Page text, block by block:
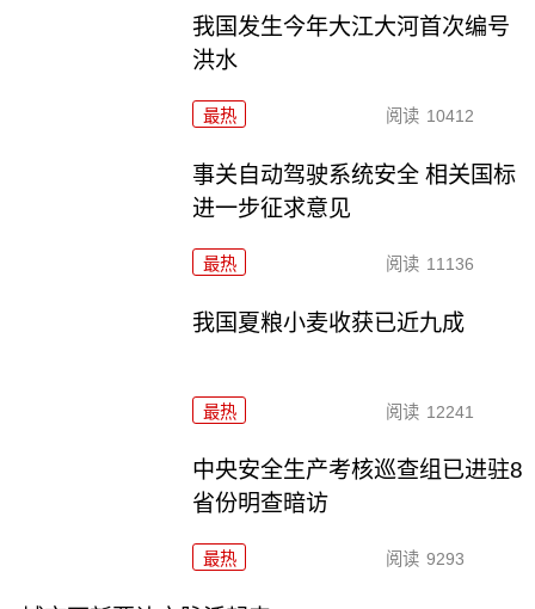
我国发生今年大江大河首次编号
洪水
最热 阅读 10412
事关自动驾驶系统安全 相关国标
进一步征求意见
最热 阅读 11136
我国夏粮小麦收获已近九成
最热 阅读 12241
中央安全生产考核巡查组已进驻8
省份明查暗访
最热 阅读 9293